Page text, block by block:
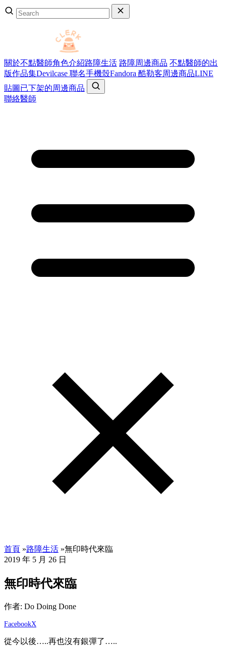
關於不點醫師角色介紹路障生活 路障周邊商品 不點醫師的出
版作品集Devilcase 聯名手機殼Fandora 酷勒客周邊商品LINE
貼圖 已下架的周邊商品
聯絡醫師
首頁 »路障生活 »無印時代來臨
2019 年 5 月 26 日
無印時代來臨
作者: Do Doing Done
FacebookX
從今以後…..再也沒有銀彈了…..